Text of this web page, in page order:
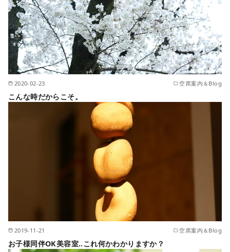
2020-02-23 空席案内＆Blog
こんな時だからこそ。
2019-11-21 空席案内＆Blog
お子様同伴OK美容室..これ何かわかりますか？